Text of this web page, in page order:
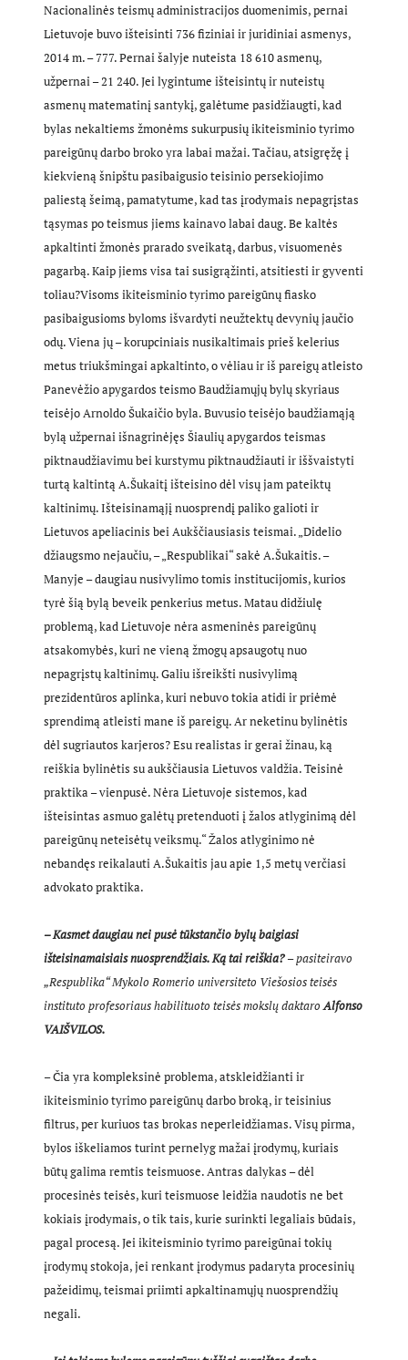
Nacionalinės teismų administracijos duomenimis, pernai
Lietuvoje buvo išteisinti 736 fiziniai ir juridiniai asmenys,
2014 m. – 777. Pernai šalyje nuteista 18 610 asmenų,
užpernai – 21 240. Jei lygintume išteisintų ir nuteistų
asmenų matematinį santykį, galėtume pasidžiaugti, kad
bylas nekaltiems žmonėms sukurpusių ikiteisminio tyrimo
pareigūnų darbo broko yra labai mažai. Tačiau, atsigręžę į
kiekvieną šnipštu pasibaigusio teisinio persekiojimo
paliestą šeimą, pamatytume, kad tas įrodymais nepagrįstas
tąsymas po teismus jiems kainavo labai daug. Be kaltės
apkaltinti žmonės prarado sveikatą, darbus, visuomenės
pagarbą. Kaip jiems visa tai susigrąžinti, atsitiesti ir gyventi
toliau?Visoms ikiteisminio tyrimo pareigūnų fiasko
pasibaigusioms byloms išvardyti neužtektų devynių jaučio
odų. Viena jų – korupciniais nusikaltimais prieš kelerius
metus triukšmingai apkaltinto, o vėliau ir iš pareigų atleisto
Panevėžio apygardos teismo Baudžiamųjų bylų skyriaus
teisėjo Arnoldo Šukaičio byla. Buvusio teisėjo baudžiamąją
bylą užpernai išnagrinėjęs Šiaulių apygardos teismas
piktnaudžiavimu bei kurstymu piktnaudžiauti ir iššvaistyti
turtą kaltintą A.Šukaitį išteisino dėl visų jam pateiktų
kaltinimų. Išteisinamąjį nuosprendį paliko galioti ir
Lietuvos apeliacinis bei Aukščiausiasis teismai. „Didelio
džiaugsmo nejaučiu, – „Respublikai“ sakė A.Šukaitis. –
Manyje – daugiau nusivylimo tomis institucijomis, kurios
tyrė šią bylą beveik penkerius metus. Matau didžiulę
problemą, kad Lietuvoje nėra asmeninės pareigūnų
atsakomybės, kuri ne vieną žmogų apsaugotų nuo
nepagrįstų kaltinimų. Galiu išreikšti nusivylimą
prezidentūros aplinka, kuri nebuvo tokia atidi ir priėmė
sprendimą atleisti mane iš pareigų. Ar neketinu bylinėtis
dėl sugriautos karjeros? Esu realistas ir gerai žinau, ką
reiškia bylinėtis su aukščiausia Lietuvos valdžia. Teisinė
praktika – vienpusė. Nėra Lietuvoje sistemos, kad
išteisintas asmuo galėtų pretenduoti į žalos atlyginimą dėl
pareigūnų neteisėtų veiksmų.“ Žalos atlyginimo nė
nebandęs reikalauti A.Šukaitis jau apie 1,5 metų verčiasi
advokato praktika.
– Kasmet daugiau nei pusė tūkstančio bylų baigiasi
išteisinamaisiais nuosprendžiais. Ką tai reiškia? – pasiteiravo
„Respublika“ Mykolo Romerio universiteto Viešosios teisės
instituto profesoriaus habilituoto teisės mokslų daktaroAlfonso
VAIŠVILOS.
– Čia yra kompleksinė problema, atskleidžianti ir
ikiteisminio tyrimo pareigūnų darbo broką, ir teisinius
filtrus, per kuriuos tas brokas neperleidžiamas. Visų pirma,
bylos iškeliamos turint pernelyg mažai įrodymų, kuriais
būtų galima remtis teismuose. Antras dalykas – dėl
procesinės teisės, kuri teismuose leidžia naudotis ne bet
kokiais įrodymais, o tik tais, kurie surinkti legaliais būdais,
pagal procesą. Jei ikiteisminio tyrimo pareigūnai tokių
įrodymų stokoja, jei renkant įrodymus padaryta procesinių
pažeidimų, teismai priimti apkaltinamųjų nuosprendžių
negali.